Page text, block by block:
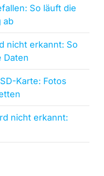
So läuft die
ab
nicht erkannt: So
Daten
Karte: Fotos
nicht erkannt: